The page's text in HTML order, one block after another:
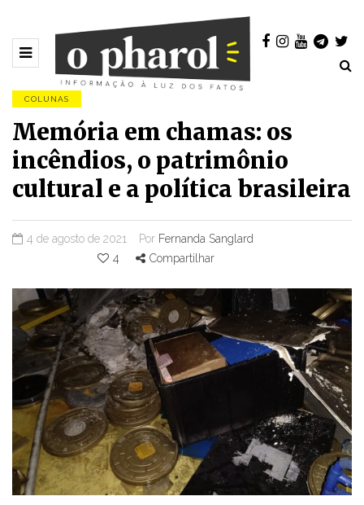
COLUNAS
Memória em chamas: os
incêndios, o patrimônio
cultural e a política brasileira
4 de agosto de 2021 Por Fernanda Sanglard
4
Compartilhar